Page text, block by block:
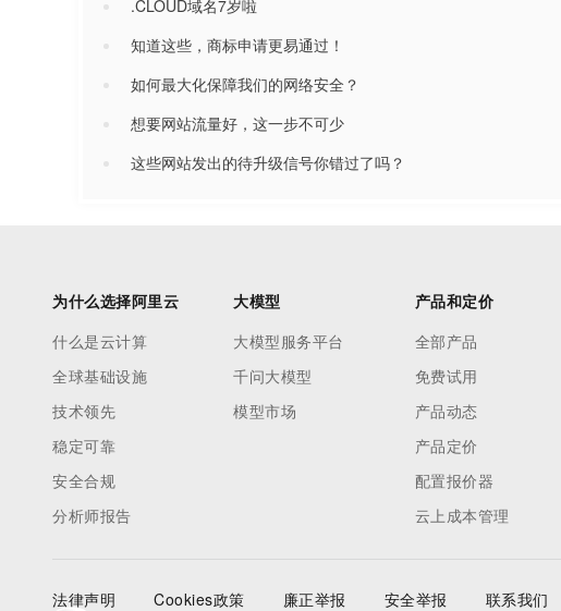
.CLOUD域名7岁啦
知道这些，商标申请更易通过！
如何最大化保障我们的网络安全？
想要网站流量好，这一步不可少
这些网站发出的待升级信号你错过了吗？